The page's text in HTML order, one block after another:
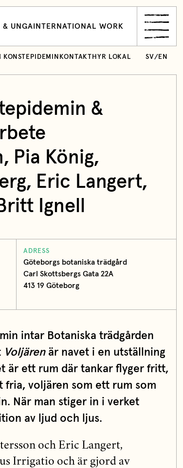
& UNGA INTERNATIONAL WORK
KONSTEPIDEMIN KONTAKT HYR LOKAL SV/ EN
&
, Pia König,
, Eric Langert,
Ignell
ADRESS
Göteborgs botaniska trädgård
Carl Skottsbergs Gata 22A
413 19 Göteborg
intar Botaniska trädgården
Voljärenär navet i en utställning
är ett rum där tankar flyger fritt,
fria, voljären som ett rum som
När man stiger in i verket
av ljud och ljus.
och Eric Langert,
Irrigatio och är gjord av